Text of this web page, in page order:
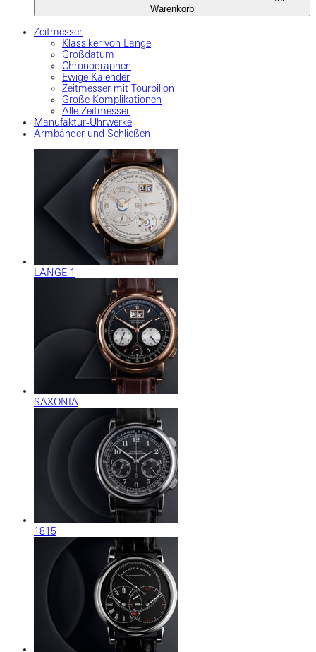
Warenkorb
Zeitmesser
Klassiker von Lange
Großdatum
Chronographen
Ewige Kalender
Zeitmesser mit Tourbillon
Große Komplikationen
Alle Zeitmesser
Manufaktur-Uhrwerke
Armbänder und Schließen
LANGE 1
SAXONIA
1815